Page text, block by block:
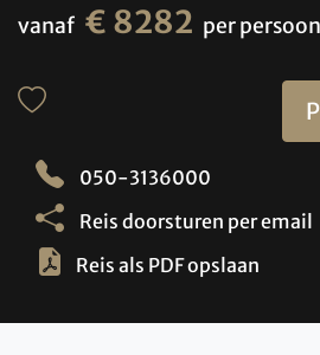
vanaf € 8282 per persoon
050-3136000
Reis doorsturen per email
Reis als PDF opslaan